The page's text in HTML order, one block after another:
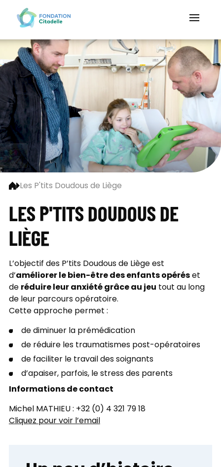
Les P'tits Doudous de Liège
LES P'TITS DOUDOUS DE
LIÈGE
L’objectif des P’tits Doudous de Liège est
d’améliorer le bien-être des enfants opéréset
deréduire leur anxiété grâce au jeu tout au long
de leur parcours opératoire.
Cette approche permet :
de diminuer la prémédication
de réduire les traumatismes post-opératoires
de faciliter le travail des soignants
d’apaiser, parfois, le stress des parents
Informations de contact
Michel MATHIEU : +32 (0) 4 321 79 18
Cliquez pour voir l’email